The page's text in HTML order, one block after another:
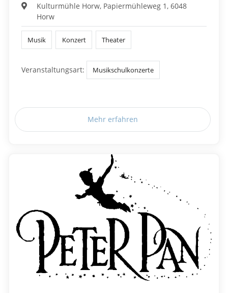
Kulturmühle Horw, Papiermühleweg 1, 6048
Horw
Musik Konzert Theater
Veranstaltungsart: Musikschulkonzerte
Mehr erfahren